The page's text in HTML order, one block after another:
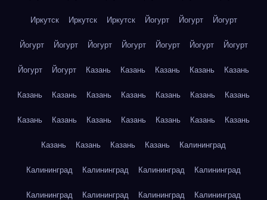
Иркутск Иркутск Иркутск Йогурт Йогурт Йогурт
Йогурт Йогурт Йогурт Йогурт Йогурт Йогурт Йогурт
Йогурт Йогурт Казань Казань Казань Казань Казань
Казань Казань Казань Казань Казань Казань Казань
Казань Казань Казань Казань Казань Казань Казань
Казань Казань Казань Казань Калининград
Калининград Калининград Калининград Калининград
Калининград Калининград Калининград Калининград